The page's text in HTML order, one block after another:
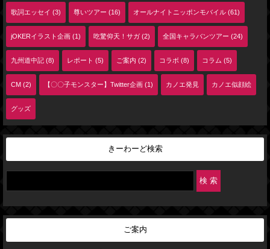
歌詞エッセイ (3) 尊いツアー (16) オールナイトニッポンモバイル (61)
jOKERイラスト企画 (1) 吃驚仰天！サガ (2) 全国キャラバンツアー (24)
九州道中記 (8) レポート (5) ご案内 (2) コラボ (8) コラム (5)
CM (2) 【〇〇子モンスター】Twitter企画 (1) カノエ発見 カノエ似顔絵
グッズ
きーわーど検索
ご案内